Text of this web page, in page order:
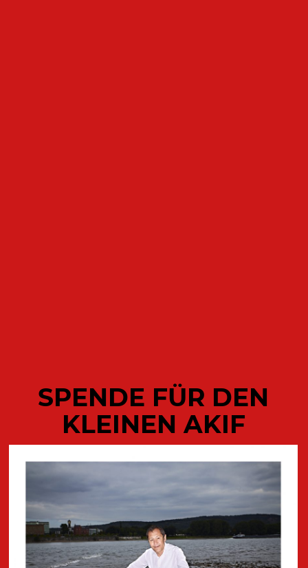
AKTUELLE
VERÖFFENTLICHUNGEN DES
SPENDE FÜR DEN
KLEINEN AKIF